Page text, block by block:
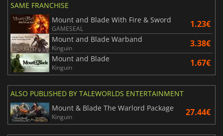
SAME FRANCHISE
Mount and Blade With Fire & Sword
GAMESEAL 1.23€
Mount and Blade Warband
Kinguin 3.38€
Mount and Blade
Kinguin 1.67€
ALSO PUBLISHED BY TALEWORLDS ENTERTAINMENT
Mount & Blade The Warlord Package
Kinguin 27.44€